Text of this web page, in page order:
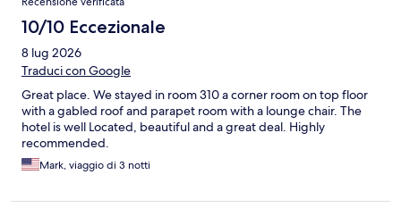
10/10 Eccezionale
8 lug 2026
Traduci con Google
Great place. We stayed in room 310 a corner room on top floor
with a gabled roof and parapet room with a lounge chair. The
hotel is well Located, beautiful and a great deal. Highly
recommended.
Mark, viaggio di 3 notti